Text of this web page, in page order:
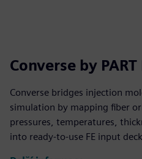
Converse by
Converse bridges injection
simulation by mapping fiber
pressures, temperatures,
into ready-to-use FE input